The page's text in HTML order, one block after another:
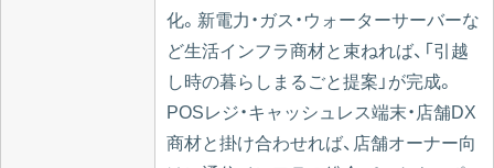
化。新電力・ガス・ウォーターサーバーな
ど生活インフラ商材と束ねれば、「引越
し時の暮らしまるごと提案」が完成。
POSレジ・キャッシュレス端末・店舗DX
商材と掛け合わせれば、店舗オーナー向